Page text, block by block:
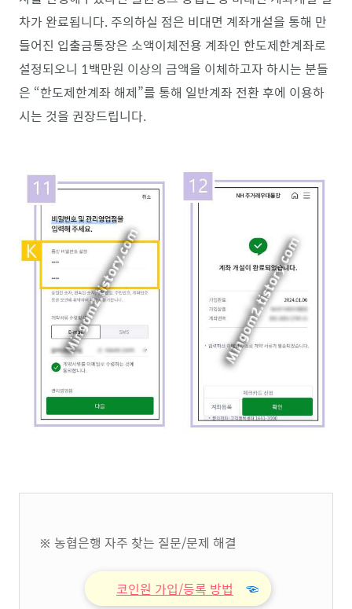
차가 완료됩니다. 주의하실 점은 비대면 계좌개설을 통해 만
들어진 입출금통장은 소액이체전용 계좌인 한도제한계좌로
설정되오니 1백만원 이상의 금액을 이체하고자 하시는 분들
은 “한도제한계좌 해제”를 통해 일반계좌 전환 후에 이용하
시는 것을 권장드립니다.
※ 농협은행 자주 찾는 질문/문제 해결
코인원 가입/등록 방법 ☜